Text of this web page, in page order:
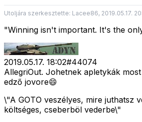
Utoljára szerkesztette: Lacee86, 2019.05.17.
"Winning isn't important. It's the
2019.05.17. 18:02#44074
AllegriOut. Johetnek apletykák
edző jovore😄
\"A GOTO veszélyes, mire juthatsz
költséges, cseberböl vederbe\"